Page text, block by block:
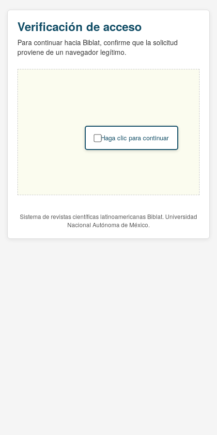
Verificación de acceso
Para continuar hacia Biblat, confirme que la solicitud
proviene de un navegador legítimo.
Haga clic para continuar
Sistema de revistas científicas latinoamericanas Biblat. Universidad
Nacional Autónoma de México.